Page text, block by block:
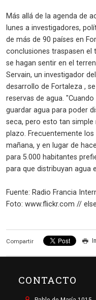
Más allá de la agenda de
lunes a investigadores,
de más de 90 países en
conclusiones traspasen el
se hagan sentir en el
Servain, un investigador
desarrollo de Fortaleza ,
reservas de agua.
guardar agua para poder
seca, pero esto tan
plazo. Frecuentemente
mañana, y en lugar de
para 5.000 habitantes
para que distribuyan agua
Fuente: Radio Francia
Foto: www.flickr.com //
Compartir
CONTACTO